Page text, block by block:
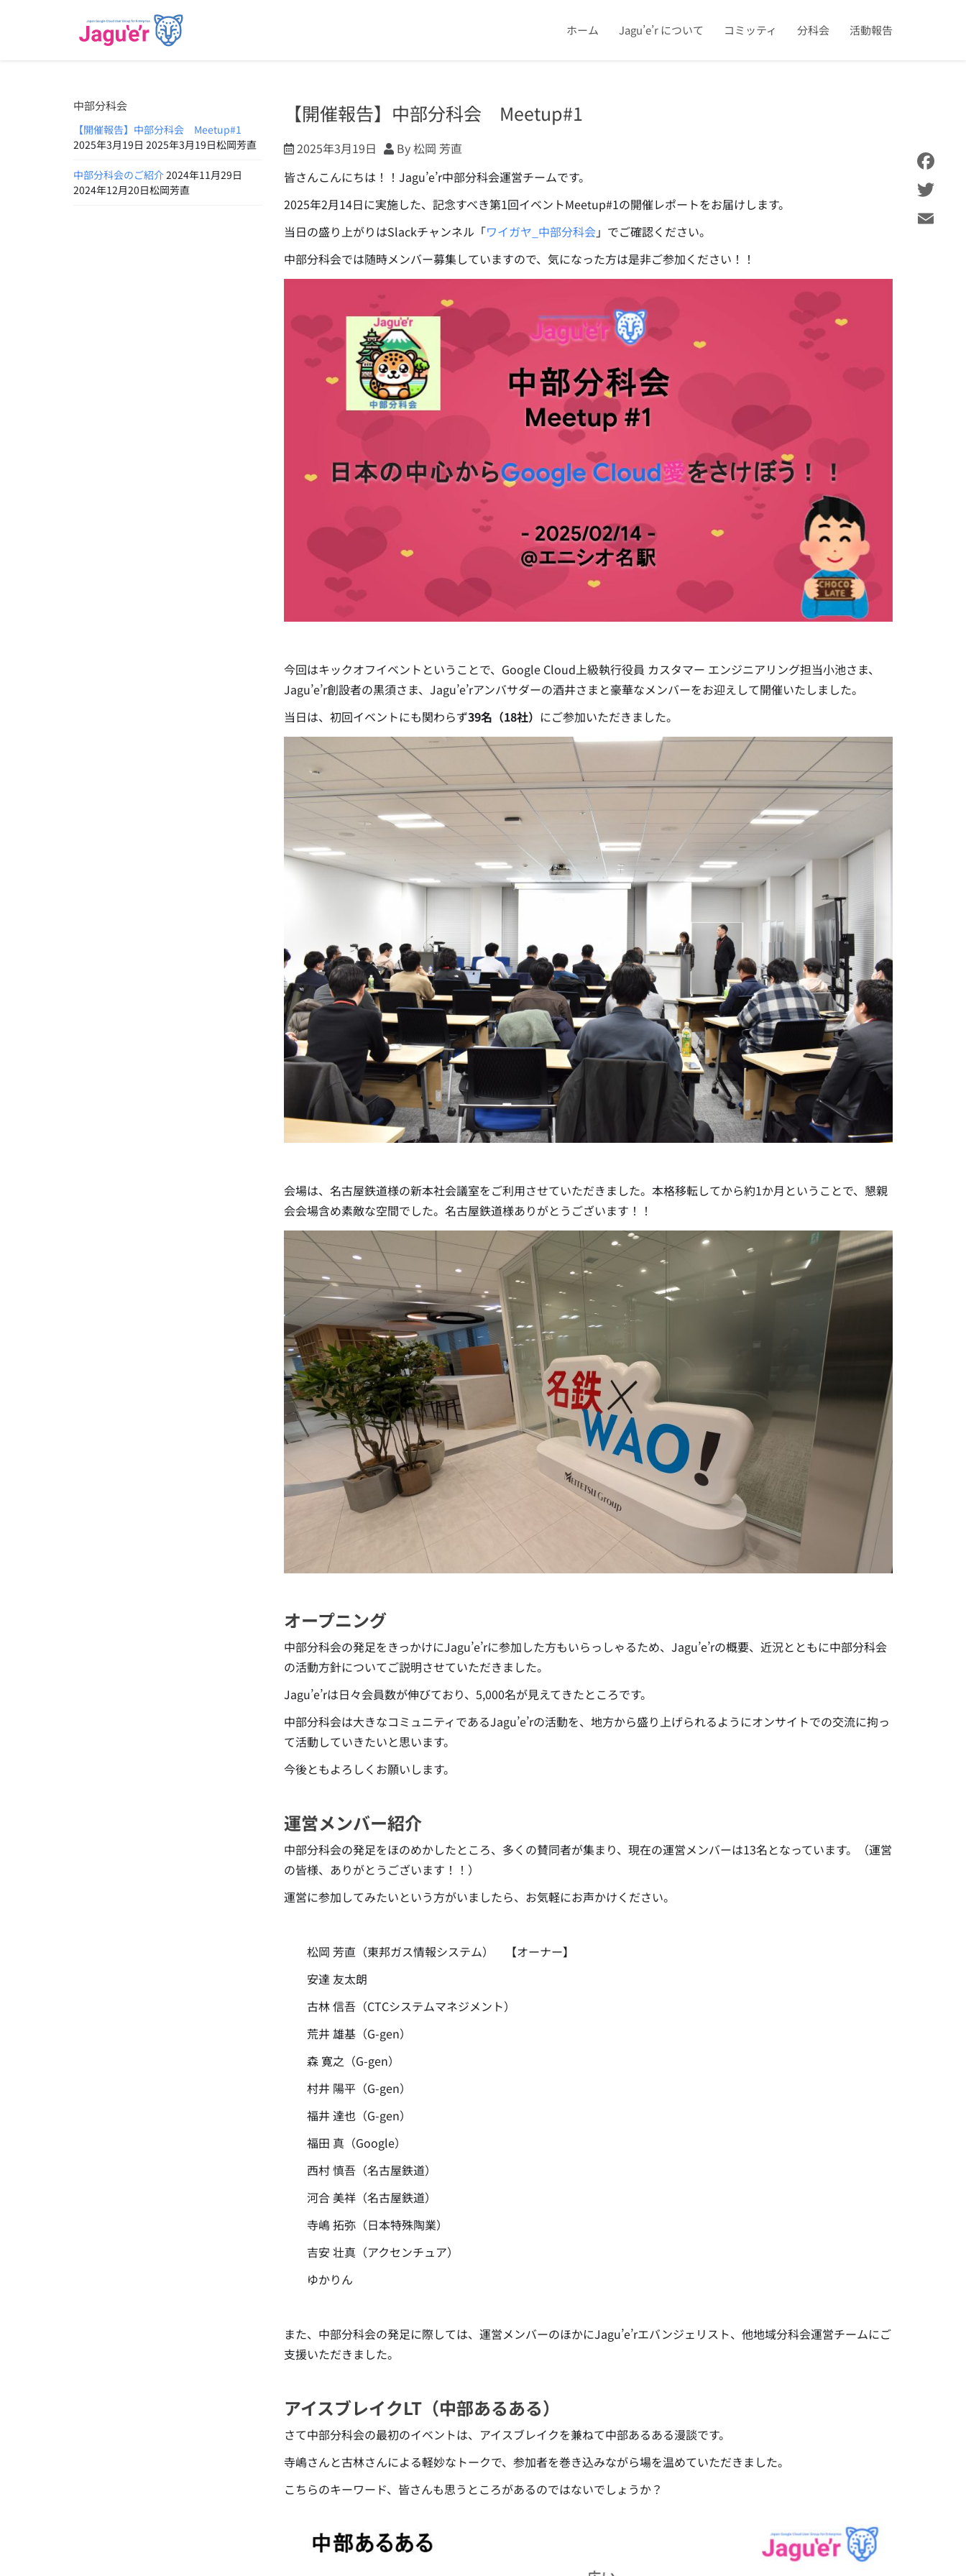
ホーム Jagu’e’r について コミッティ 分科会 活動報告
中部分科会
【開催報告】中部分科会 Meetup#1
2025年3月19日 2025年3月19日松岡芳直
中部分科会のご紹介2024年11月29日
2024年12月20日松岡芳直
【開催報告】中部分科会 Meetup#1
2025年3月19日
By 松岡 芳直
皆さんこんにちは！！Jagu’e’r中部分科会運営チームです。
2025年2月14日に実施した、記念すべき第1回イベントMeetup#1の開催レポートをお届けします。
当日の盛り上がりはSlackチャンネル「ワイガヤ_中部分科会」でご確認ください。
中部分科会では随時メンバー募集していますので、気になった方は是非ご参加ください！！
今回はキックオフイベントということで、Google Cloud上級執行役員 カスタマー エンジニアリング担当小池さま、
Jagu’e’r創設者の黒須さま、Jagu’e’rアンバサダーの酒井さまと豪華なメンバーをお迎えして開催いたしました。
当日は、初回イベントにも関わらず39名（18社） にご参加いただきました。
会場は、名古屋鉄道様の新本社会議室をご利用させていただきました。本格移転してから約1か月ということで、懇親
会会場含め素敵な空間でした。名古屋鉄道様ありがとうございます！！
オープニング
中部分科会の発足をきっかけにJagu’e’rに参加した方もいらっしゃるため、Jagu’e’rの概要、近況とともに中部分科会
の活動方針についてご説明させていただきました。
Jagu’e’rは日々会員数が伸びており、5,000名が見えてきたところです。
中部分科会は大きなコミュニティであるJagu’e’rの活動を、地方から盛り上げられるようにオンサイトでの交流に拘っ
て活動していきたいと思います。
今後ともよろしくお願いします。
運営メンバー紹介
中部分科会の発足をほのめかしたところ、多くの賛同者が集まり、現在の運営メンバーは13名となっています。（運営
の皆様、ありがとうございます！！）
運営に参加してみたいという方がいましたら、お気軽にお声かけください。
松岡 芳直（東邦ガス情報システム） 【オーナー】
安達 友太朗
古林 信吾（CTCシステムマネジメント）
荒井 雄基（G-gen）
森 寛之（G-gen）
村井 陽平（G-gen）
福井 達也（G-gen）
福田 真（Google）
西村 慎吾（名古屋鉄道）
河合 美祥（名古屋鉄道）
寺嶋 拓弥（日本特殊陶業）
吉安 壮真（アクセンチュア）
ゆかりん
また、中部分科会の発足に際しては、運営メンバーのほかにJagu’e’rエバンジェリスト、他地域分科会運営チームにご
支援いただきました。
アイスブレイクLT（中部あるある）
さて中部分科会の最初のイベントは、アイスブレイクを兼ねて中部あるある漫談です。
寺嶋さんと古林さんによる軽妙なトークで、参加者を巻き込みながら場を温めていただきました。
こちらのキーワード、皆さんも思うところがあるのではないでしょうか？
Facebook
Twitter